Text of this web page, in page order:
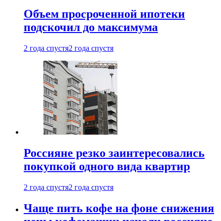
Объем просроченной ипотеки
подскочил до максимума
2 года спустя2 года спустя
Россияне резко заинтересовались
покупкой одного вида квартир
2 года спустя2 года спустя
Чаще пить кофе на фоне снижения